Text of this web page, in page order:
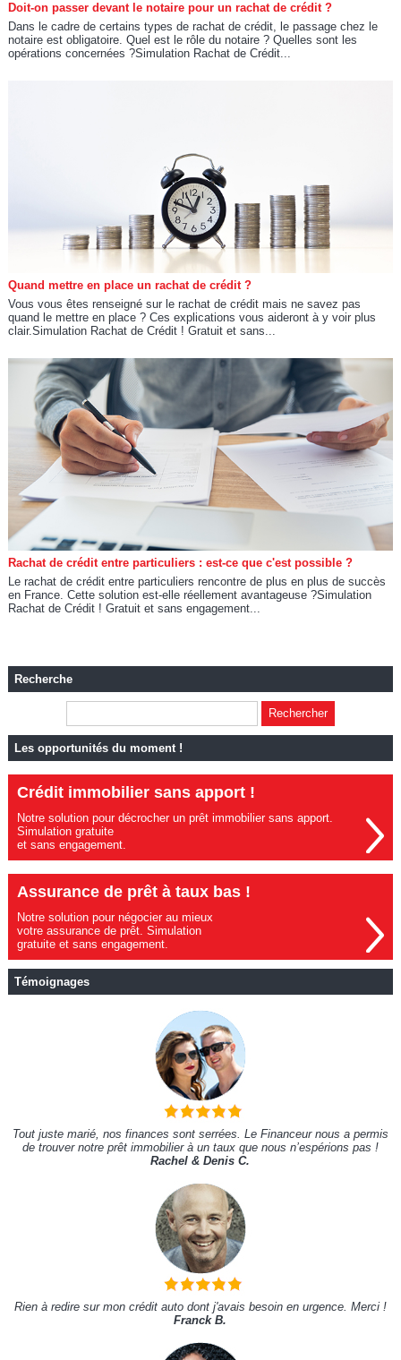
Doit-on passer devant le notaire pour un rachat de crédit ?
Dans le cadre de certains types de rachat de crédit, le passage chez le
notaire est obligatoire. Quel est le rôle du notaire ? Quelles sont les
opérations concernées ?Simulation Rachat de Crédit...
Quand mettre en place un rachat de crédit ?
Vous vous êtes renseigné sur le rachat de crédit mais ne savez pas
quand le mettre en place ? Ces explications vous aideront à y voir plus
clair.Simulation Rachat de Crédit ! Gratuit et sans...
Rachat de crédit entre particuliers : est-ce que c'est possible ?
Le rachat de crédit entre particuliers rencontre de plus en plus de succès
en France. Cette solution est-elle réellement avantageuse ?Simulation
Rachat de Crédit ! Gratuit et sans engagement...
Recherche
Les opportunités du moment !
Crédit immobilier sans apport !
Notre solution pour décrocher un prêt immobilier sans apport.
Simulation gratuite
et sans engagement.
Assurance de prêt à taux bas !
Notre solution pour négocier au mieux
votre assurance de prêt. Simulation
gratuite et sans engagement.
Témoignages
Tout juste marié, nos finances sont serrées. Le Financeur nous a permis
de trouver notre prêt immobilier à un taux que nous n’espérions pas !
Rachel & Denis C.
Rien à redire sur mon crédit auto dont j'avais besoin en urgence. Merci !
Franck B.